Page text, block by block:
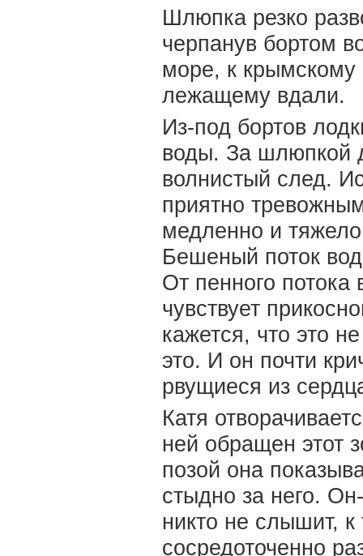
Шлюпка резко
черпанув бортом
море, к крымскому
лежащему вдали.
Из-под бортов
воды. За шлюпкой
волнистый след.
приятно
медленно и тяжело
Бешеный поток
От пенного
чувствует
кажется, что это
это. И он почти
рвущиеся из
Катя
ней обращен этот
позой она
стыдно за него.
никто не слышит,
сосредоточенно